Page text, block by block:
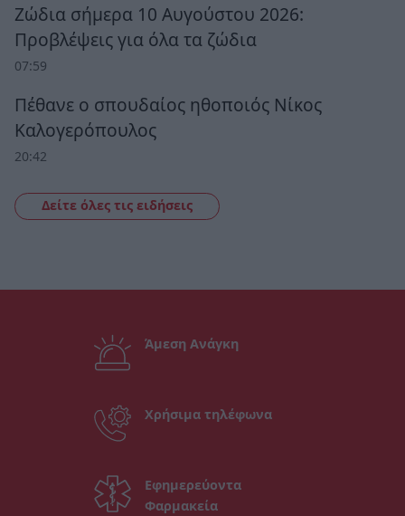
Ζώδια σήμερα 10 Αυγούστου 2026:
Προβλέψεις για όλα τα ζώδια
07:59
Πέθανε ο σπουδαίος ηθοποιός Νίκος
Καλογερόπουλος
20:42
Δείτε όλες τις ειδήσεις
Άμεση Ανάγκη
Χρήσιμα τηλέφωνα
Εφημερεύοντα
Φαρμακεία